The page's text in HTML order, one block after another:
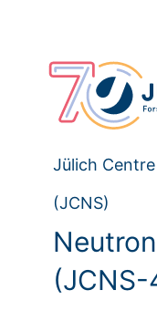
Jülich
(JCNS)
(JCNS-